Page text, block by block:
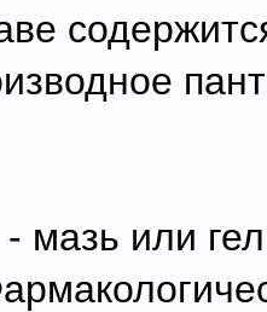
мазь или